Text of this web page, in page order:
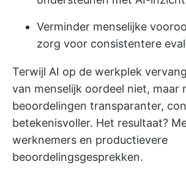
Verminder menselijke
zorg voor consistentere
Terwijl AI op de werkplek
van menselijk oordeel niet, maar
beoordelingen transparanter,
betekenisvoller. Het resultaat?
werknemers en productievere
beoordelingsgesprekken.